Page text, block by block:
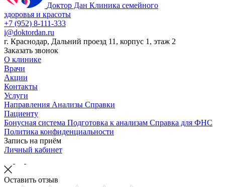
Доктор Дан Клиника семейного
здоровья и красоты
+7 (952) 8-111-333
i@doktordan.ru
г. Краснодар, Дальний проезд 11, корпус 1, этаж 2
Заказать звонок
О клинике
Врачи
Акции
Контакты
Услуги
Направления Анализы Справки
Пациенту
Бонусная система Подготовка к анализам Справка для ФНС
Политика конфиденциальности
Запись на приём
Личный кабинет
Оставить отзыв